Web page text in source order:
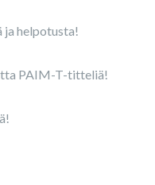
helpotusta!
PAIM-T-titteliä!